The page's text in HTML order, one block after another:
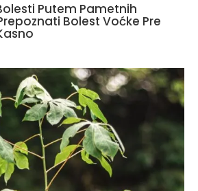
Putem Pametnih
Bolest Voćke Pre